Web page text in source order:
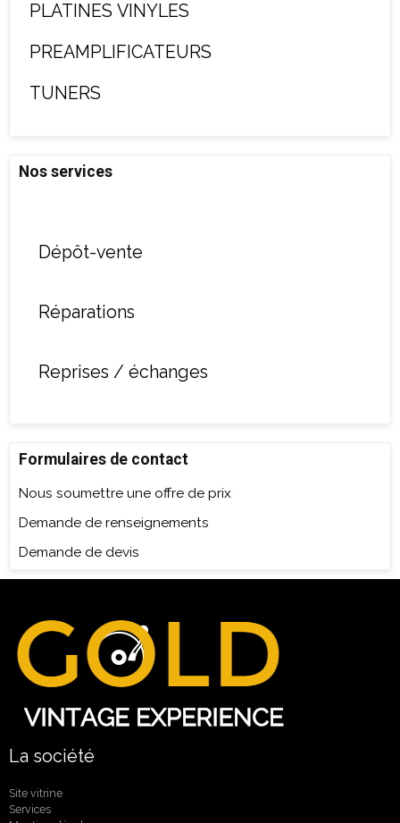
PLATINES VINYLES
PREAMPLIFICATEURS
TUNERS
Nos services
Dépôt-vente
Réparations
Reprises / échanges
Formulaires de contact
Nous soumettre une offre de prix
Demande de renseignements
Demande de devis
La société
Site vitrine
Services